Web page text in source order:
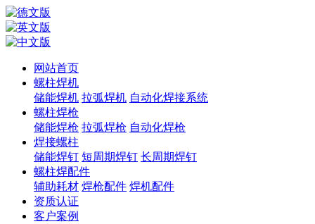
网站首页
螺柱焊机
储能焊机 拉弧焊机 自动化焊接系统
螺柱焊枪
储能焊枪 拉弧焊枪 自动化焊枪
焊接螺柱
储能焊钉 短周期焊钉 长周期焊钉
螺柱焊配件
辅助耗材 焊枪配件 焊机配件
资质认证
客户案例